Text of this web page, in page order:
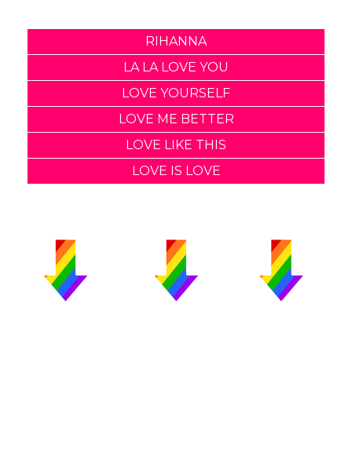
RIHANNA
LA LA LOVE YOU
LOVE YOURSELF
LOVE ME BETTER
LOVE LIKE THIS
LOVE IS LOVE